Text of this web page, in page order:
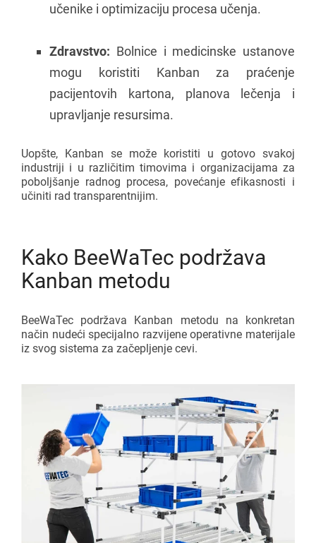
učenike i optimizaciju procesa učenja.
Zdravstvo: Bolnice i medicinske ustanove
mogu koristiti Kanban za praćenje
pacijentovih kartona, planova lečenja i
upravljanje resursima.
Uopšte, Kanban se može koristiti u gotovo svakoj
industriji i u različitim timovima i organizacijama za
poboljšanje radnog procesa, povećanje efikasnosti i
učiniti rad transparentnijim.
Kako BeeWaTec podržava
Kanban metodu
BeeWaTec podržava Kanban metodu na konkretan
način nudeći specijalno razvijene operativne materijale
iz svog sistema za začepljenje cevi.